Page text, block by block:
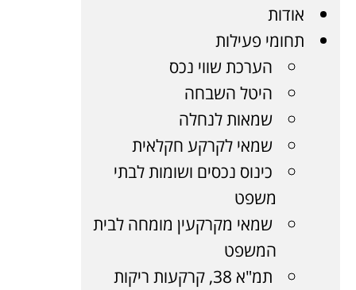
אודות
תחומי פעילות
הערכת שווי נכס
היטל השבחה
שמאות לנחלה
שמאי לקרקע חקלאית
כינוס נכסים ושומות לבתי
משפט
שמאי מקרקעין מומחה לבית
המשפט
תמ"א 38, קרקעות ריקות